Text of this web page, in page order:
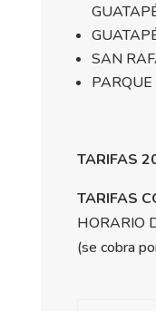
SAN
TARIFAS
TARIFAS
HORARIO
(se cobra